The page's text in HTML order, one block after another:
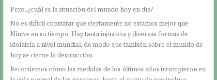
Pero, ¿cuál es la situación del mundo hoy en día?
No es difícil constatar que ciertamente no estamos mejor que
Nínive en su tiempo. Hay tanta injusticia y diversas formas de
idolatría a nivel mundial, de modo que también sobre el mundo de
hoy se cierne la destrucción.
Recordemos cómo las medidas de los últimos años irrumpieron en